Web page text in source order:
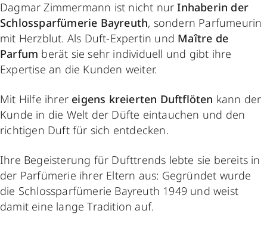
Dagmar Zimmermann ist nicht nurInhaberin der
Schlossparfümerie Bayreuth, sondern Parfumeurin
mit Herzblut. Als Duft-Expertin und Maître de
Parfum berät sie sehr individuell und gibt ihre
Expertise an die Kunden weiter.
Mit Hilfe ihrer eigens kreierten Duftflöten kann der
Kunde in die Welt der Düfte eintauchen und den
richtigen Duft für sich entdecken.
Ihre Begeisterung für Dufttrends lebte sie bereits in
der Parfümerie ihrer Eltern aus: Gegründet wurde
die Schlossparfümerie Bayreuth 1949 und weist
damit eine lange Tradition auf.